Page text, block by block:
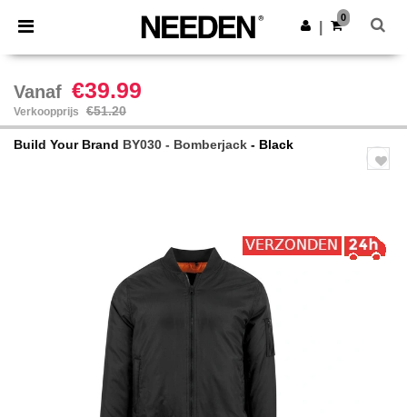
× Needen-app
Betere prijzen in de app!
Download app
0
Vanaf €39.99
Verkoopprijs €51.20
Build Your Brand BY030 - Bomberjack - Black